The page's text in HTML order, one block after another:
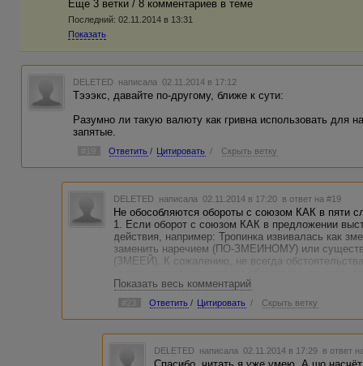
Еще 3 ветки / 8 комментариев в темe
Последний: 02.11.2014 в 13:31
Показать
DELETED написала 02.11.2014 в 17:12
Тэээкс, давайте по-другому, ближе к сути:
Разумно ли такую валюту как гривна использовать для
запятые.
#19 Ответить / Цитировать / Скрыть ветку
DELETED написала 02.11.2014 в 17:20 в ответ на #19
Не обособляются обороты с союзом КАК в пяти
1. Если оборот с союзом КАК в предложении
действия, например: Тропинка извивалась как
заменить наречием (ПО-ЗМЕИНОМУ) или
(ЗМЕЕЙ). К сожалению, не всегда
2. Если оборот с союзом КАК входит в состав
она сидела как на иголках;
3. Если оборот с союзом КАК входит в состав
оборота не имеет законченного смысла,
4. Если союз КАК стоит между подлежащим и
требовалось бы поставить тире), например:
5. Если сравнительному обороту
Показать весь комментарий
#23 Ответить / Цитировать / Скрыть ветку
DELETED написала 02.11.2014 в 17:29 в ответ